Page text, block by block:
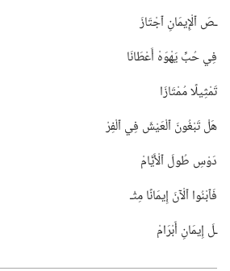
ـصَ ٱلْإِيمَانِ ٱجْتَازَ
فِي حُبِّ يَهْوَهْ أَعْطَانَا
تَمْثِيلًا مُمْتَازَا
هَلْ تَبْغُونَ ٱلْعَيْشَ فِي ٱلْفِرْ
دَوْسِ طُولَ ٱلْأَيَّامْ
فَٱبْنُوا ٱلْآنَ إِيمَانًا مِثْـ‍
ـلَ إِيمَانِ أَبْرَامْ